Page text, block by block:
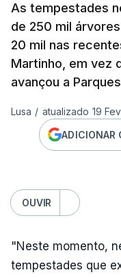
As tempestades
de 250 mil
20 mil nas
Martinho, em vez
avançou a
Lusa / atualizado 19
ADICIONAR
OUVIR
"Neste momento,
tempestades que